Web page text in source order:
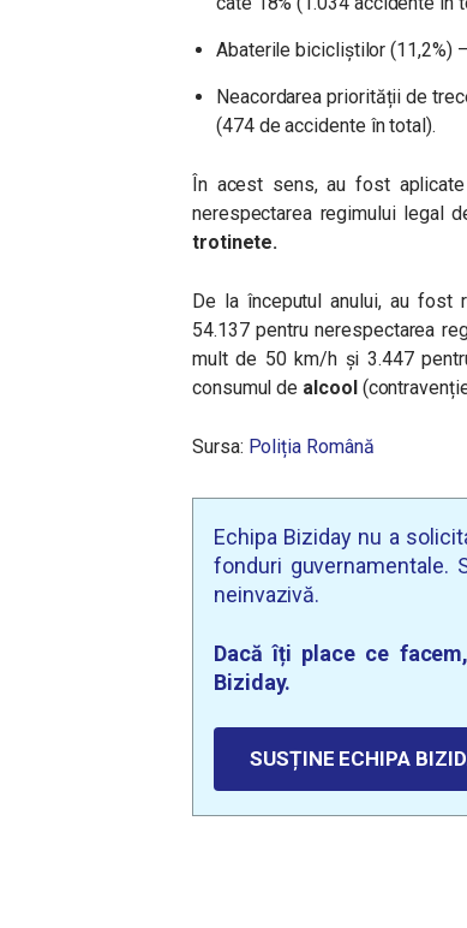
Abaterile bicicliștilor (11,2%)
Neacordarea priorității de
(474 de accidente în total).
În acest sens, au fost
nerespectarea regimului legal
trotinete.
De la începutul anului, au fost
54.137 pentru nerespectarea
mult de 50 km/h și 3.447
consumul de alcool
Sursa: Poliția Română
Echipa Biziday nu a
fonduri guvernamentale.
neinvazivă.
Dacă îți place ce
Biziday.
SUSȚINE ECHIPA